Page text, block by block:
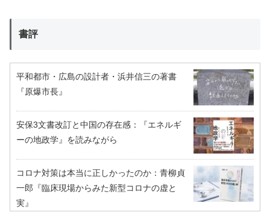
書評
平和都市・広島の設計者・浜井信三の著書
『原爆市長』
安保3文書改訂と中国の存在感：『エネルギ
ーの地政学』を読みながら
コロナ対策は本当に正しかったのか：青柳貞
一郎『臨床現場からみた新型コロナの虚と
実』